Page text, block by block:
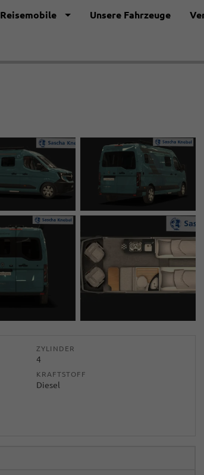
Unsere Fahrzeuge
ZYLINDER
4
KRAFTSTOFF
Diesel